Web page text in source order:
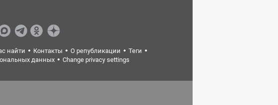
найти Контакты О републикации
Теги
данных Change privacy settings